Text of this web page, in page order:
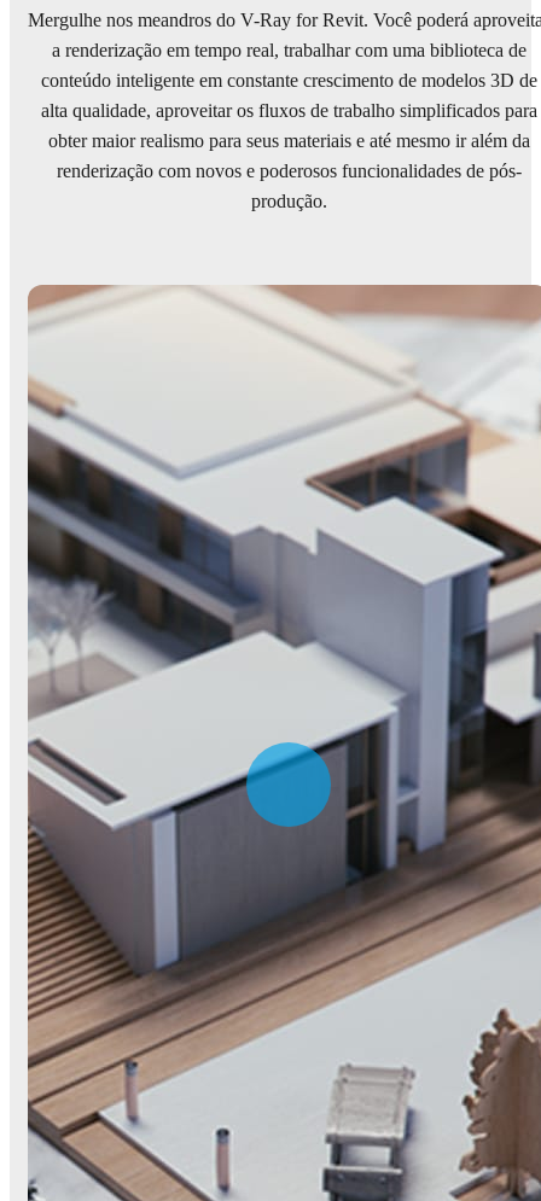
Mergulhe nos meandros do V-Ray for Revit. Você poderá
a renderização em tempo real, trabalhar com uma biblioteca de
conteúdo inteligente em constante crescimento de modelos 3D de
alta qualidade, aproveitar os fluxos de trabalho simplificados para
obter maior realismo para seus materiais e até mesmo ir além da
renderização com novos e poderosos funcionalidades de pós-
produção.